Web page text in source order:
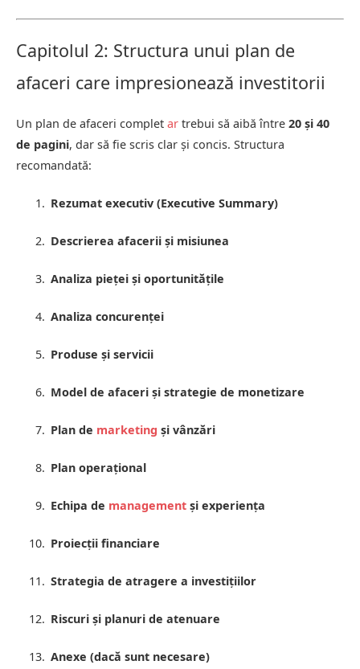
Capitolul 2: Structura unui plan de
afaceri care impresionează investitorii
Un plan de afaceri complet ar trebui să aibă între 20 și 40
de pagini, dar să fie scris clar și concis. Structura
recomandată:
Rezumat executiv (Executive Summary)
Descrierea afacerii și misiunea
Analiza pieței și oportunitățile
Analiza concurenței
Produse și servicii
Model de afaceri și strategie de monetizare
Plan de marketing și vânzări
Plan operațional
Echipa de management și experiența
Proiecții financiare
Strategia de atragere a investițiilor
Riscuri și planuri de atenuare
Anexe (dacă sunt necesare)